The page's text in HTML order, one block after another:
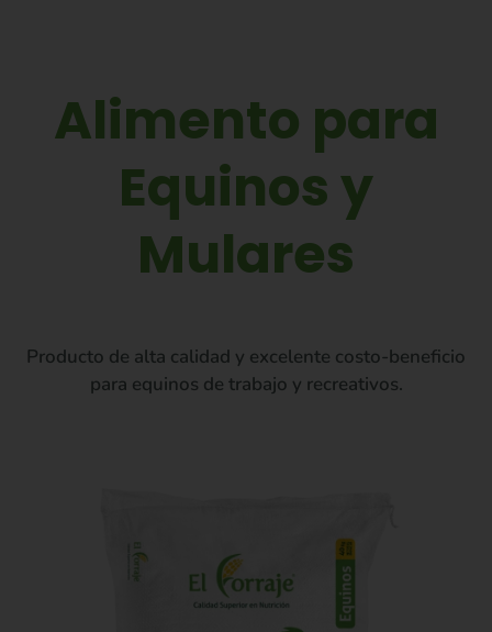
Alimento para
Equinos y
Mulares
Producto de alta calidad y excelente costo-beneficio
para equinos de trabajo y recreativos.